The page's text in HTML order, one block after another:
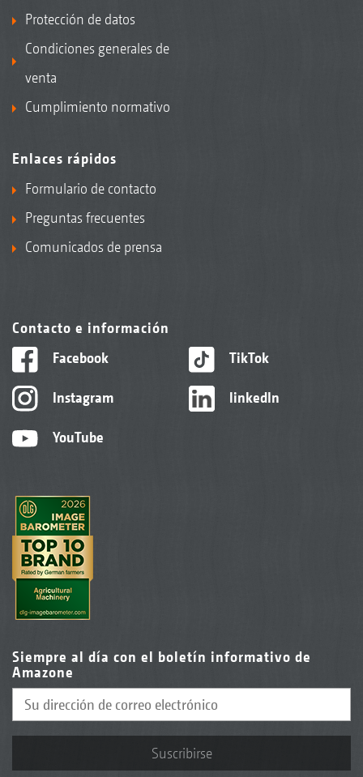
Protección de datos
Condiciones generales de
venta
Cumplimiento normativo
Enlaces rápidos
Formulario de contacto
Preguntas frecuentes
Comunicados de prensa
Contacto e información
Facebook
Instagram
YouTube
TikTok
linkedIn
Siempre al día con el boletín informativo de
Amazone
Suscribirse